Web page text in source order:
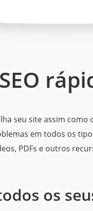
seu site assim
em todos os
PDFs e outros
os